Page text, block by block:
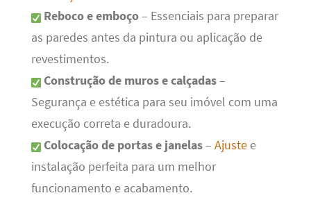
Reboco e emboço– Essenciais para preparar
as paredes antes da pintura ou aplicação de
revestimentos.
Construção de muros e calçadas–
Segurança e estética para seu imóvel com uma
execução correta e duradoura.
Colocação de portas e janelas– Ajustee
instalação perfeita para um melhor
funcionamento e acabamento.